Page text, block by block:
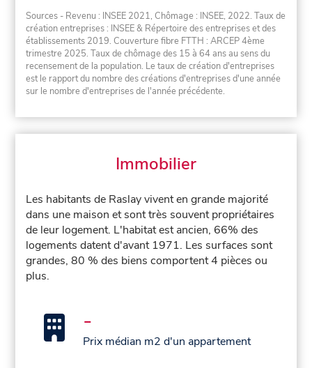
Sources - Revenu : INSEE 2021, Chômage : INSEE, 2022. Taux de
création entreprises : INSEE & Répertoire des entreprises et des
établissements 2019. Couverture fibre FTTH : ARCEP 4ème
trimestre 2025. Taux de chômage des 15 à 64 ans au sens du
recensement de la population. Le taux de création d'entreprises
est le rapport du nombre des créations d'entreprises d'une année
sur le nombre d'entreprises de l'année précédente.
Immobilier
Les habitants de Raslay vivent en grande majorité
dans une maison et sont très souvent propriétaires
de leur logement. L'habitat est ancien, 66% des
logements datent d'avant 1971. Les surfaces sont
grandes, 80 % des biens comportent 4 pièces ou
plus.
-
Prix médian m2 d'un appartement